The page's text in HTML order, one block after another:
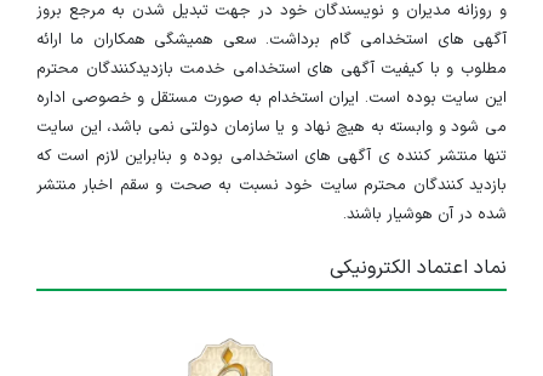
و روزانه مدیران و نویسندگان خود در جهت تبدیل شدن به مرجع بروز
آگهی های استخدامی گام برداشت. سعی همیشگی همکاران ما ارائه
مطلوب و با کیفیت آگهی های استخدامی خدمت بازدیدکنندگان محترم
این سایت بوده است. ایران استخدام به صورت مستقل و خصوصی اداره
می شود و وابسته به هیچ نهاد و یا سازمان دولتی نمی باشد، این سایت
تنها منتشر کننده ی آگهی های استخدامی بوده و بنابراین لازم است که
بازدید کنندگان محترم سایت خود نسبت به صحت و سقم اخبار منتشر
شده در آن هوشیار باشند.
نماد اعتماد الکترونیکی